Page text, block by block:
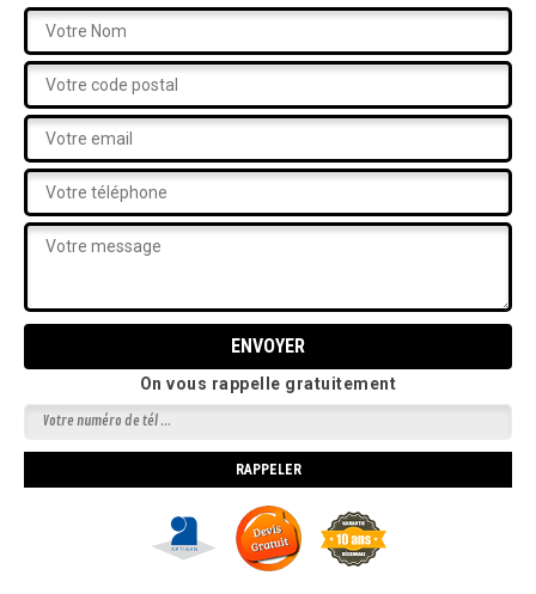
On vous rappelle gratuitement